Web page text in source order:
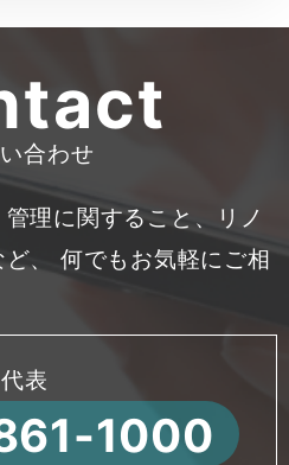
合わせ
理に関すること、リノ
、
何でもお気軽にご相
代表
1000